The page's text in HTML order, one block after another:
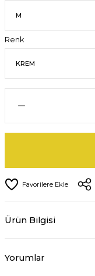
Renk
Ürün Bilgisi
Yorumlar